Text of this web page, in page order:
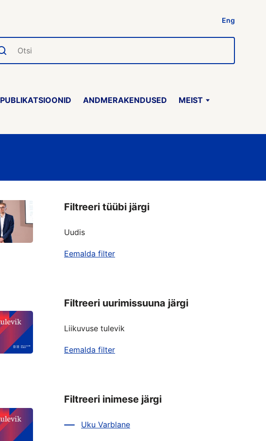
Eng
PUBLIKATSIOONID ANDMERAKENDUSED MEIST
Filtreeri tüübi järgi
Uudis
Eemalda filter
Filtreeri uurimissuuna järgi
Liikuvuse tulevik
Eemalda filter
Filtreeri inimese järgi
Uku Varblane